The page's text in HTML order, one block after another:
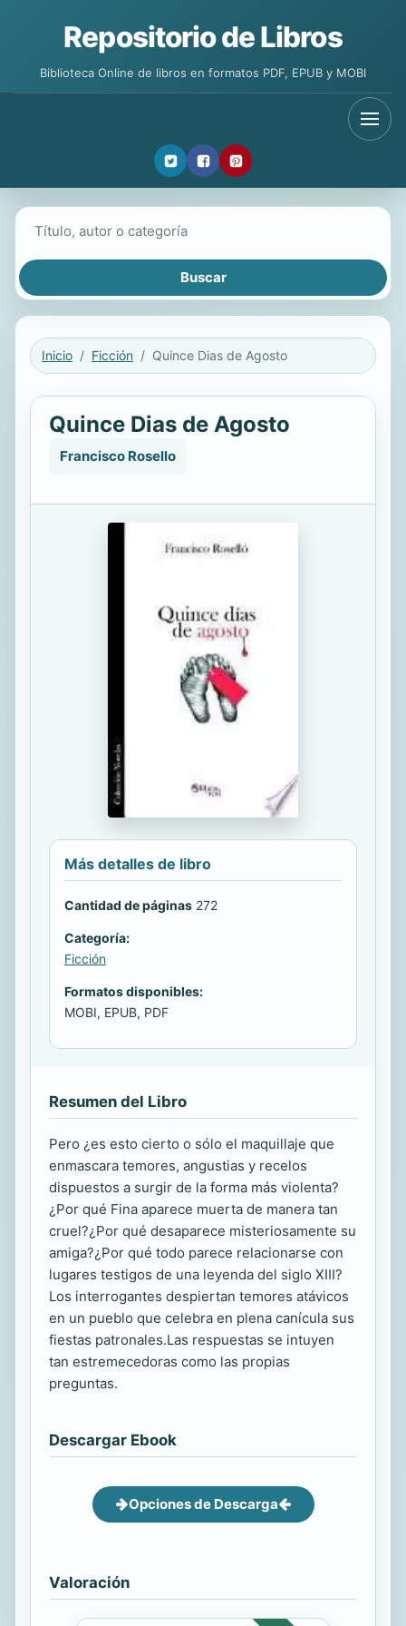
Repositorio de Libros
Biblioteca Online de libros en formatos PDF, EPUB y MOBI
Inicio Ficción Quince Dias de Agosto
Quince Dias de Agosto
Francisco Rosello
Más detalles de libro
Cantidad de páginas 272
Categoría:
Ficción
Formatos disponibles:
MOBI, EPUB, PDF
Resumen del Libro
Pero ¿es esto cierto o sólo el maquillaje que
enmascara temores, angustias y recelos
dispuestos a surgir de la forma más violenta?
¿Por qué Fina aparece muerta de manera tan
cruel?¿Por qué desaparece misteriosamente su
amiga?¿Por qué todo parece relacionarse con
lugares testigos de una leyenda del siglo XIII?
Los interrogantes despiertan temores atávicos
en un pueblo que celebra en plena canícula sus
fiestas patronales.Las respuestas se intuyen
tan estremecedoras como las propias
preguntas.
Descargar Ebook
Opciones de Descarga
Valoración